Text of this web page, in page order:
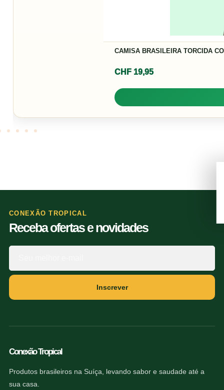
CAMISA BRASILEIRA TORCIDA
CHF19,95
CONEXÃO TROPICAL
Receba ofertas e novidades
Inscrever
Conexão Tropical
Produtos brasileiros na Suíça, levando sabor e saudade até a
sua casa.